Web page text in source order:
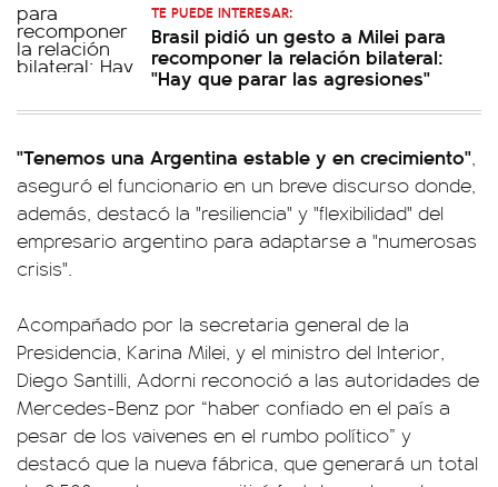
TE PUEDE INTERESAR:
Brasil pidió un gesto a Milei para
recomponer la relación bilateral:
"Hay que parar las agresiones"
"Tenemos una Argentina estable y en crecimiento",
aseguró el funcionario en un breve discurso donde,
además, destacó la "resiliencia" y "flexibilidad" del
empresario argentino para adaptarse a "numerosas
crisis".
Acompañado por la secretaria general de la
Presidencia, Karina Milei, y el ministro del Interior,
Diego Santilli, Adorni reconoció a las autoridades de
Mercedes-Benz por “haber confiado en el país a
pesar de los vaivenes en el rumbo político” y
destacó que la nueva fábrica, que generará un total